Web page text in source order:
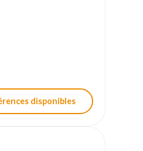
disponibles